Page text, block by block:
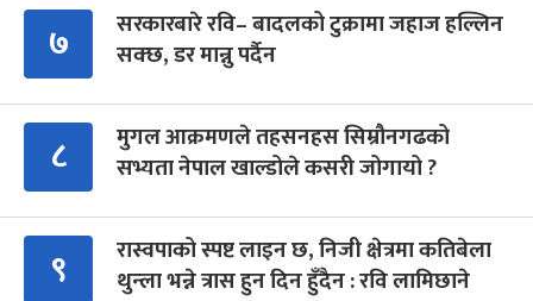
७
सरकारबारे रवि– बादलको टुक्रामा जहाज हल्लिन
सक्छ, डर मान्नु पर्दैन
८
मुगल आक्रमणले तहसनहस सिम्रौनगढको
सभ्यता नेपाल खाल्डोले कसरी जोगायो ?
९
रास्वपाको स्पष्ट लाइन छ, निजी क्षेत्रमा कतिबेला
थुन्ला भन्ने त्रास हुन दिन हुँदैन : रवि लामिछाने